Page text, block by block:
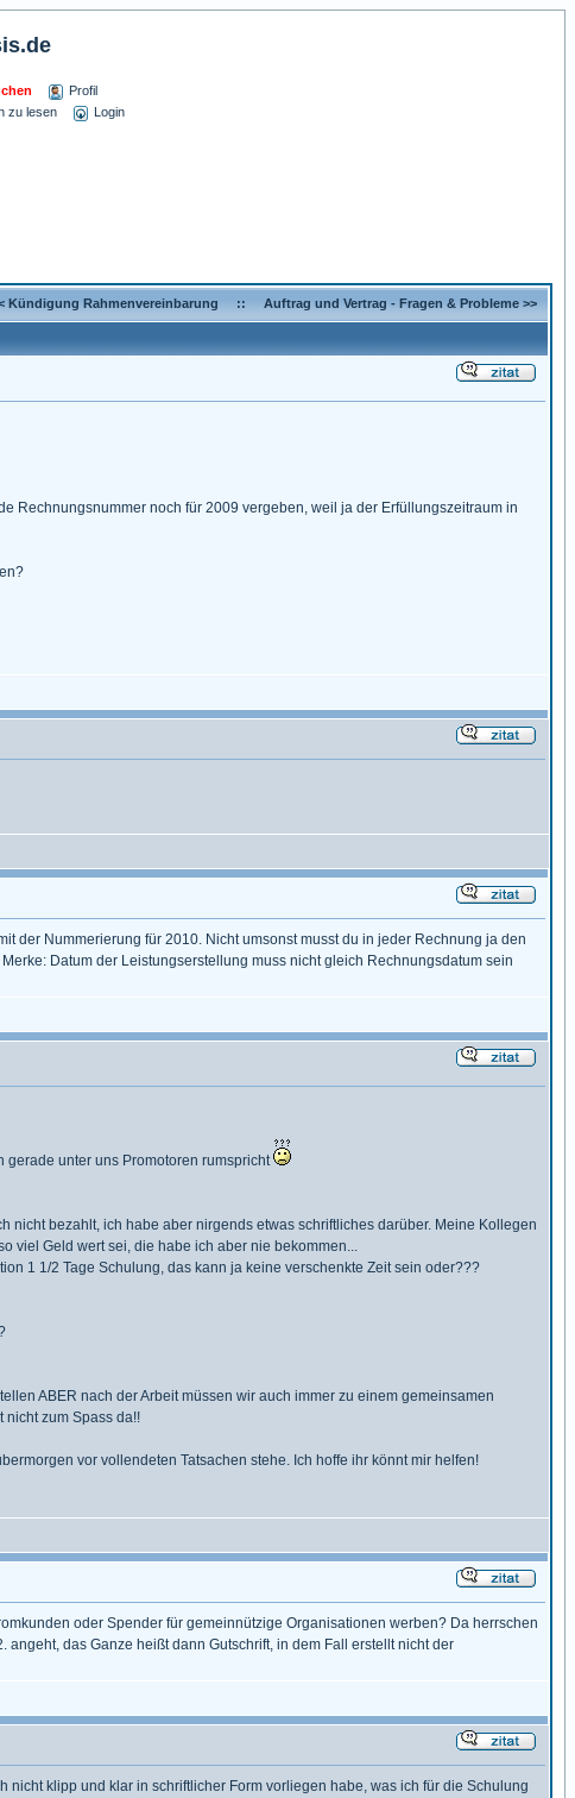
Profil
zu lesen
Login
Kündigung Rahmenvereinbarung :: Auftrag und Vertrag - Fragen & Probleme >>
Rechnungsnummer noch für 2009 vergeben, weil ja der Erfüllungszeitraum in
der Nummerierung für 2010. Nicht umsonst musst du in jeder Rechnung ja den
Datum der Leistungserstellung muss nicht gleich Rechnungsdatum sein
gerade unter uns Promotoren rumspricht
nicht bezahlt, ich habe aber nirgends etwas schriftliches darüber. Meine Kollegen
viel Geld wert sei, die habe ich aber nie bekommen...
1 1/2 Tage Schulung, das kann ja keine verschenkte Zeit sein oder???
ABER nach der Arbeit müssen wir auch immer zu einem gemeinsamen
nicht zum Spass da!!
vor vollendeten Tatsachen stehe. Ich hoffe ihr könnt mir helfen!
oder Spender für gemeinnützige Organisationen werben? Da herrschen
das Ganze heißt dann Gutschrift, in dem Fall erstellt nicht der
klipp und klar in schriftlicher Form vorliegen habe, was ich für die Schulung